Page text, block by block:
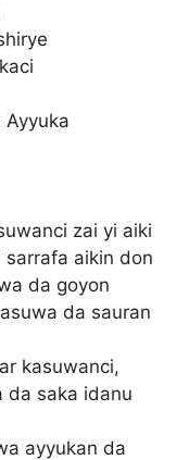
Ayyuka
zai yi aiki
sarrafa aikin don
da goyon
da sauran
kasuwanci,
da saka idanu
ayyukan da